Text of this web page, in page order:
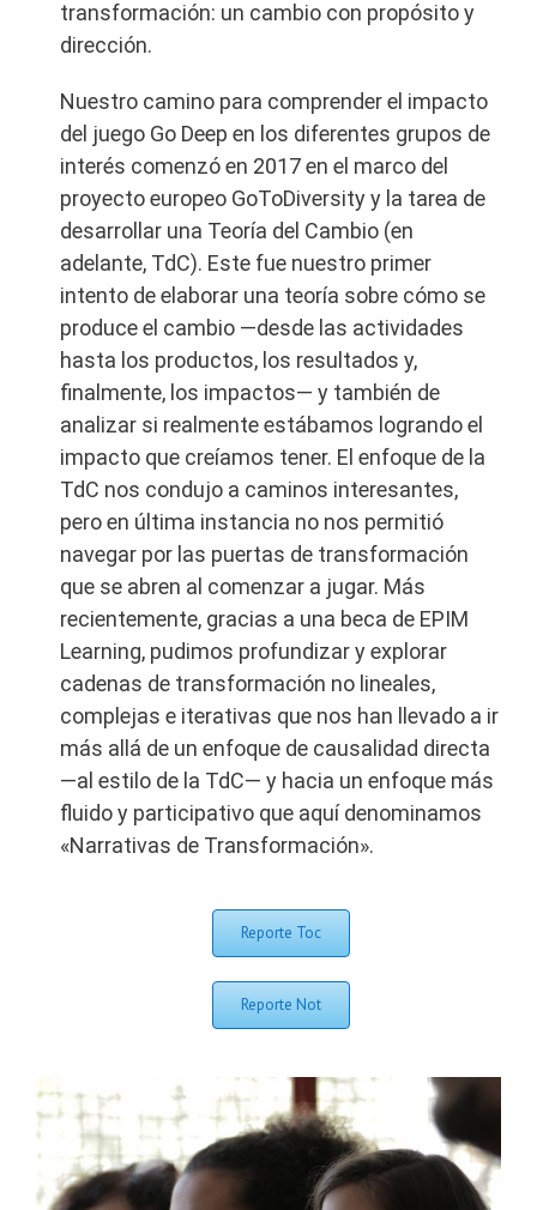
transformación: un cambio con propósito y
dirección.
Nuestro camino para comprender el impacto
del juego Go Deep en los diferentes grupos de
interés comenzó en 2017 en el marco del
proyecto europeo GoToDiversity y la tarea de
desarrollar una Teoría del Cambio (en
adelante, TdC). Este fue nuestro primer
intento de elaborar una teoría sobre cómo se
produce el cambio —desde las actividades
hasta los productos, los resultados y,
finalmente, los impactos— y también de
analizar si realmente estábamos logrando el
impacto que creíamos tener. El enfoque de la
TdC nos condujo a caminos interesantes,
pero en última instancia no nos permitió
navegar por las puertas de transformación
que se abren al comenzar a jugar. Más
recientemente, gracias a una beca de EPIM
Learning, pudimos profundizar y explorar
cadenas de transformación no lineales,
complejas e iterativas que nos han llevado a ir
más allá de un enfoque de causalidad directa
—al estilo de la TdC— y hacia un enfoque más
fluido y participativo que aquí denominamos
«Narrativas de Transformación».
Reporte Toc
Reporte Not